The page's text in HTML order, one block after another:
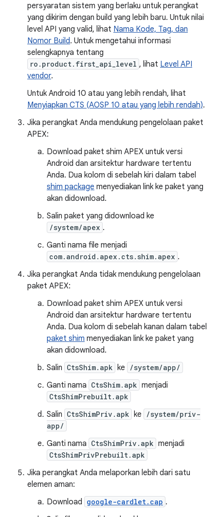
persyaratan sistem yang berlaku untuk perangkat
yang dikirim dengan build yang lebih baru. Untuk nilai
level API yang valid, lihat Nama Kode, Tag, dan
Nomor Build. Untuk mengetahui informasi
selengkapnya tentang
ro.product.first_api_level , lihat Level API
vendor.
Untuk Android 10 atau yang lebih rendah, lihat
Menyiapkan CTS (AOSP 10 atau yang lebih rendah).
Jika perangkat Anda mendukung pengelolaan paket
APEX:
Download paket shim APEX untuk versi
Android dan arsitektur hardware tertentu
Anda. Dua kolom di sebelah kiri dalam tabel
shim package menyediakan link ke paket yang
akan didownload.
Salin paket yang didownload ke
/system/apex .
Ganti nama file menjadi
com.android.apex.cts.shim.apex .
Jika perangkat Anda tidak mendukung pengelolaan
paket APEX:
Download paket shim APEX untuk versi
Android dan arsitektur hardware tertentu
Anda. Dua kolom di sebelah kanan dalam tabel
paket shim menyediakan link ke paket yang
akan didownload.
Salin CtsShim.apk ke /system/app/
Ganti nama CtsShim.apk menjadi
CtsShimPrebuilt.apk
Salin CtsShimPriv.apk ke
/system/priv-
app/
Ganti nama CtsShimPriv.apk menjadi
CtsShimPrivPrebuilt.apk
Jika perangkat Anda melaporkan lebih dari satu
elemen aman:
Download google-cardlet.cap .